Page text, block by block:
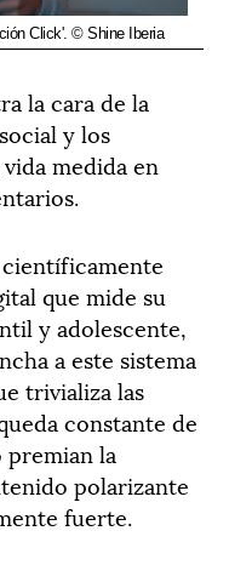
Click'. © Shine Iberia
la cara de la
y los
medida en
que mide su
y adolescente,
a este sistema
trivializa las
constante de
la
polarizante
fuerte.